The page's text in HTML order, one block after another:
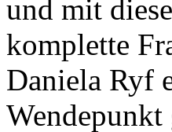
und mit
komplette
Daniela Ryf
Wendepunkt